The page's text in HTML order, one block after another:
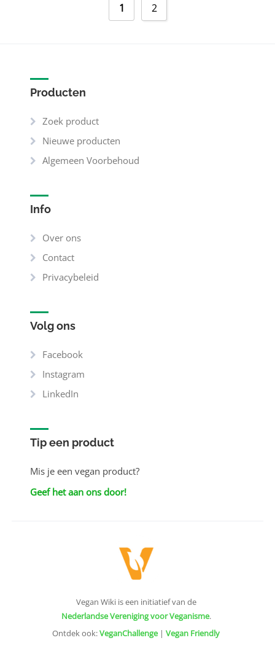
1 2
Producten
Zoek product
Nieuwe producten
Algemeen Voorbehoud
Info
Over ons
Contact
Privacybeleid
Volg ons
Facebook
Instagram
LinkedIn
Tip een product
Mis je een vegan product?
Geef het aan ons door!
Vegan Wiki is een initiatief van de
Nederlandse Vereniging voor Veganisme.
Ontdek ook:VeganChallenge| Vegan Friendly